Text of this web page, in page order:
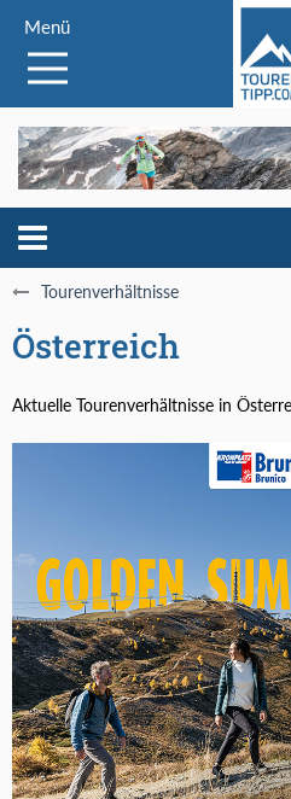
Menü
Tourenverhältnisse
Österreich
Aktuelle Tourenverhältnisse in